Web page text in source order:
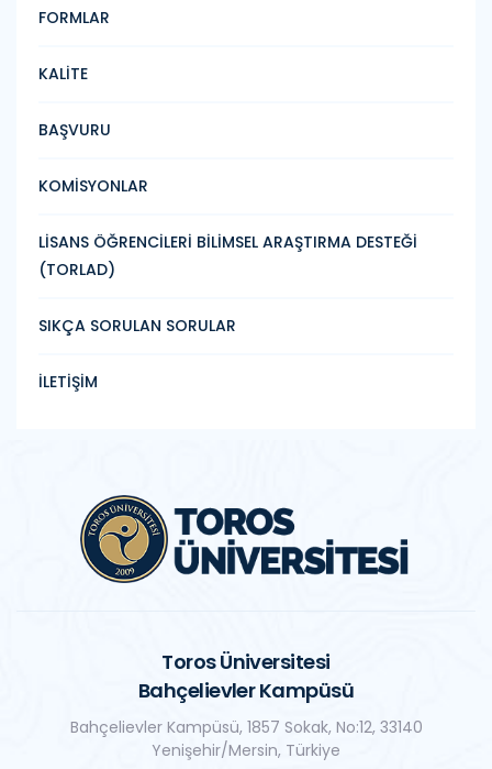
FORMLAR
KALİTE
BAŞVURU
KOMİSYONLAR
LİSANS ÖĞRENCİLERİ BİLİMSEL ARAŞTIRMA DESTEĞİ
(TORLAD)
SIKÇA SORULAN SORULAR
İLETİŞİM
Toros Üniversitesi
Bahçelievler Kampüsü
Bahçelievler Kampüsü, 1857 Sokak, No:12, 33140
Yenişehir/Mersin, Türkiye